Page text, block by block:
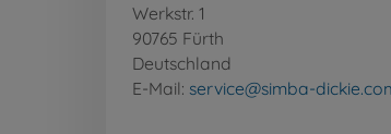
Werkstr. 1
90765 Fürth
Deutschland
E-Mail: service@simba-